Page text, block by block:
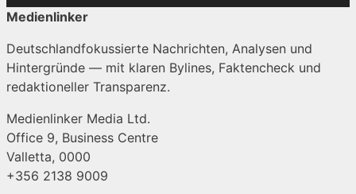
Medienlinker
Deutschlandfokussierte Nachrichten, Analysen und
Hintergründe — mit klaren Bylines, Faktencheck und
redaktioneller Transparenz.
Medienlinker Media Ltd.
Office 9, Business Centre
Valletta, 0000
+356 2138 9009